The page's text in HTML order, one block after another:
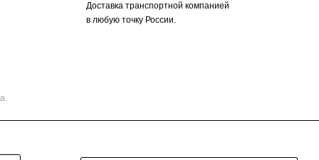
Доставка транспортной компанией
в любую точку России.